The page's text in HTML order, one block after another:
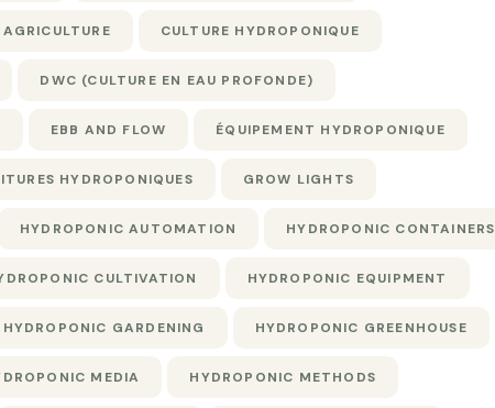
CULTURE HYDROPONIQUE
DWC (CULTURE EN EAU PROFONDE)
EBB AND FLOW ÉQUIPEMENT HYDROPONIQUE
HYDROPONIQUES GROW LIGHTS
HYDROPONIC AUTOMATION HYDROPONIC CONTAINERS
CULTIVATION HYDROPONIC EQUIPMENT
HYDROPONIC GARDENING HYDROPONIC GREENHOUSE
MEDIA HYDROPONIC METHODS